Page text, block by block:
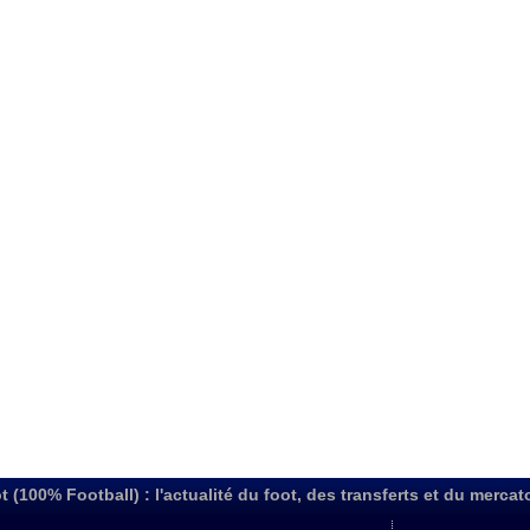
(100% Football) : l'actualité du foot, des transferts et du